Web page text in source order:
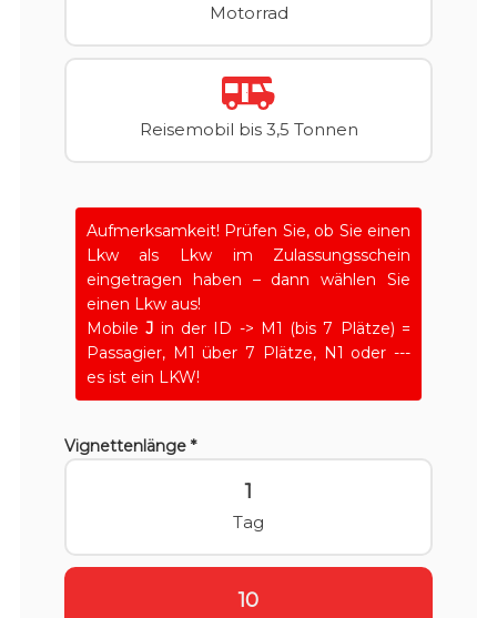
Motorrad
Reisemobil bis 3,5 Tonnen
Aufmerksamkeit! Prüfen Sie, ob Sie einen
Lkw als Lkw im Zulassungsschein
eingetragen haben – dann wählen Sie
einen Lkw aus!
MobileJ in der ID -> M1 (bis 7 Plätze) =
Passagier, M1 über 7 Plätze, N1 oder ---
es ist ein LKW!
Vignettenlänge *
1
Tag
10